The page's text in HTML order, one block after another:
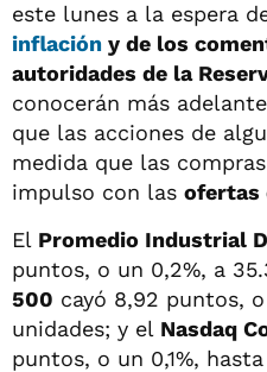
este lunes a la espera
inflación y de los
autoridades de la
conocerán más
que las acciones de
medida que las
impulso con las ofertas
El Promedio Industrial
puntos, o un 0,2%, a
500 cayó 8,92 puntos,
unidades; y el Nasdaq
puntos, o un 0,1%,